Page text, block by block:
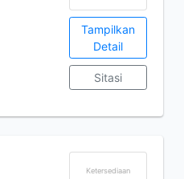
Tampilkan
Detail
Sitasi
Ketersediaan